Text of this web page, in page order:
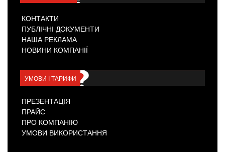
КОНТАКТИ
ПУБЛІЧНІ ДОКУМЕНТИ
НАША РЕКЛАМА
НОВИНИ КОМПАНІЇ
УМОВИ І ТАРИФИ
ПРЕЗЕНТАЦІЯ
ПРАЙС
ПРО КОМПАНІЮ
УМОВИ ВИКОРИСТАННЯ